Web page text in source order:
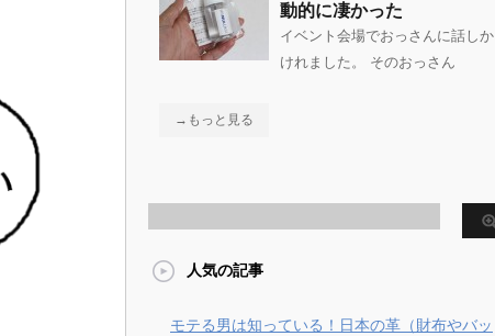
動的に凄かった
イベント会場でおっさんに話しか
けれました。 そのおっさん
→もっと見る
人気の記事
モテる男は知っている！日本の革（財布やバッ